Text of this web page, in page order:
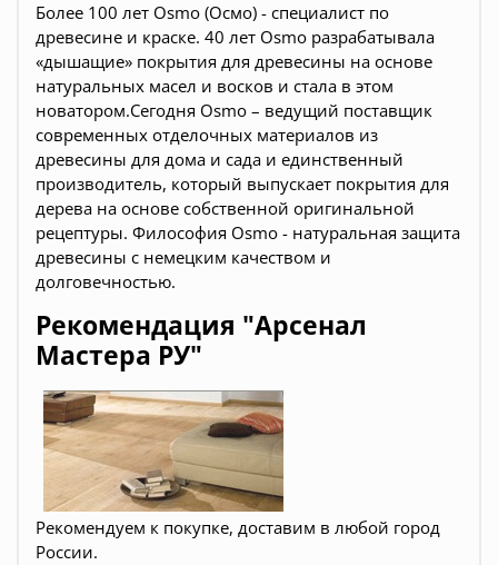
Более 100 лет Osmo (Осмо) - специалист по
древесине и краске. 40 лет Osmo разрабатывала
«дышащие» покрытия для древесины на основе
натуральных масел и восков и стала в этом
новатором.Сегодня Osmo – ведущий поставщик
современных отделочных материалов из
древесины для дома и сада и единственный
производитель, который выпускает покрытия для
дерева на основе собственной оригинальной
рецептуры. Философия Osmo - натуральная защита
древесины с немецким качеством и
долговечностью.
Рекомендация "Арсенал
Мастера РУ"
Рекомендуем к покупке, доставим в любой город
России.